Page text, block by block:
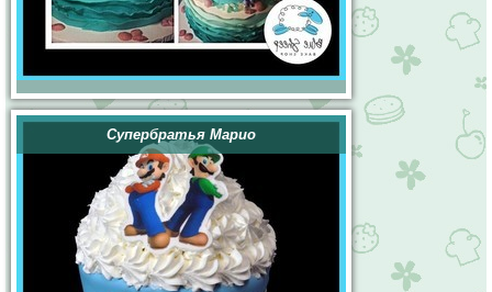
Супербратья Марио